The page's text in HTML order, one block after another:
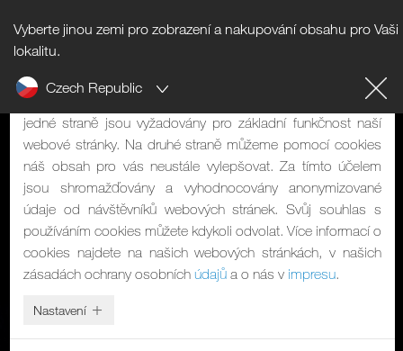
Vyberte jinou zemi pro zobrazení a nakupování obsahu pro Vaši
lokalitu.
Czech Republic
Upozornění na cookies
Naše webová stránka používá cookies. Mají dvě funkce: Na
jedné straně jsou vyžadovány pro základní funkčnost naší
webové stránky. Na druhé straně můžeme pomocí cookies
náš obsah pro vás neustále vylepšovat. Za tímto účelem
jsou shromažďovány a vyhodnocovány anonymizované
údaje od návštěvníků webových stránek. Svůj souhlas s
používáním cookies můžete kdykoli odvolat. Více informací o
cookies najdete na našich webových stránkách, v našich
zásadách ochrany osobních údajů a o nás v impresu.
Nastavení